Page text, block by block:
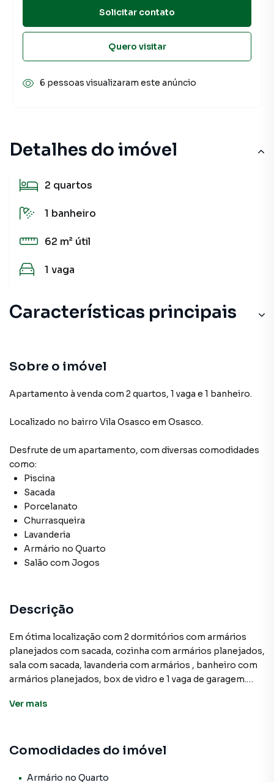
Detalhes do imóvel
2 quartos
1 banheiro
62 m² útil
1 vaga
Características principais
Piscina
Churrasqueira
Cozinha
Sala de Academia
Sobre o imóvel
Apartamento à venda com 2 quartos, 1 vaga e 1 banheiro.
Localizado no bairro Vila Osasco em Osasco.
Desfrute de um apartamento, com diversas comodidades
como:
Piscina
Sacada
Porcelanato
Churrasqueira
Lavanderia
Armário no Quarto
Salão com Jogos
Descrição
Em ótima localização com 2 dormitórios com armários
planejados com sacada, cozinha com armários planejados,
sala com sacada, lavanderia com armários , banheiro com
armários planejados, box de vidro e 1 vaga de garagem.
ou deseja mais informações sobre Apartamento em
telefone (11) 3681-9000.
Ver mais
Comodidades do imóvel
Armário no Quarto
Solicitar contato
Quero visitar
6 pessoas visualizaram este anúncio